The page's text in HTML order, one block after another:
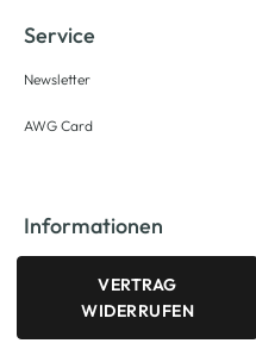
Service
Newsletter
AWG Card
Informationen
VERTRAG
WIDERRUFEN